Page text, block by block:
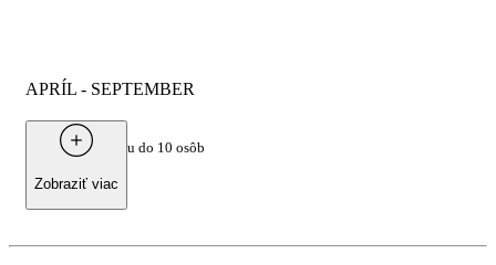
APRÍL - SEPTEMBER
Od
350 € za skupinu do 10 osôb
Zobraziť viac